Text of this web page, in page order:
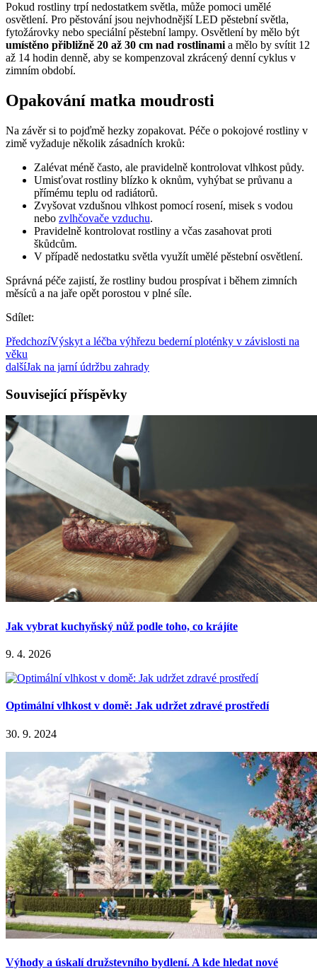
Pokud rostliny trpí nedostatkem světla, může pomoci umělé
osvětlení. Pro pěstování jsou nejvhodnější LED pěstební světla,
fytožárovky nebo speciální pěstební lampy. Osvětlení by mělo být
umístěno přibližně 20 až 30 cm nad rostlinami a mělo by svítit 12
až 14 hodin denně, aby se kompenzoval zkrácený denní cyklus v
zimním období.
Opakování matka moudrosti
Na závěr si to pojďmě hezky zopakovat. Péče o pokojové rostliny v
zimě vyžaduje několik zásadních kroků:
Zalévat méně často, ale pravidelně kontrolovat vlhkost půdy.
Umisťovat rostliny blízko k oknům, vyhýbat se průvanu a
přímému teplu od radiátorů.
Zvyšovat vzdušnou vlhkost pomocí rosení, misek s vodou
nebo zvlhčovače vzduchu.
Pravidelně kontrolovat rostliny a včas zasahovat proti
škůdcům.
V případě nedostatku světla využít umělé pěstební osvětlení.
Správná péče zajistí, že rostliny budou prospívat i během zimních
měsíců a na jaře opět porostou v plné síle.
Sdílet:
PředchozíVýskyt a léčba výhřezu bederní ploténky v závislosti na
věku
dalšíJak na jarní údržbu zahrady
Související příspěvky
Jak vybrat kuchyňský nůž podle toho, co krájíte
9. 4. 2026
Optimální vlhkost v domě: Jak udržet zdravé prostředí
30. 9. 2024
Výhody a úskalí družstevního bydlení. A kde hledat nové